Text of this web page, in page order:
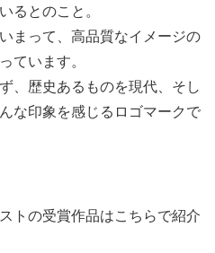
るとのこと。
まって、高品質なイメージの
ています。
、歴史あるものを現代、そし
な印象を感じるロゴマークで
トの受賞作品はこちらで紹介